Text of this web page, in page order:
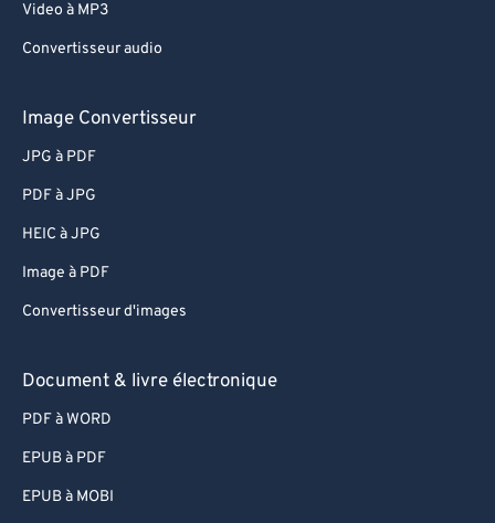
Video à MP3
Convertisseur audio
Image Convertisseur
JPG à PDF
PDF à JPG
HEIC à JPG
Image à PDF
Convertisseur d'images
Document & livre électronique
PDF à WORD
EPUB à PDF
EPUB à MOBI